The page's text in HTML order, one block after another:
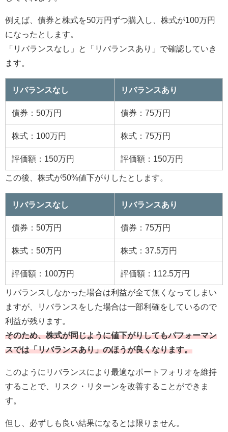
例えば、債券と株式を50万円ずつ購入し、株式が100万円
になったとします。
「リバランスなし」と「リバランスあり」で確認していき
ます。
リバランスなし リバランスあり
債券：50万円 債券：75万円
株式：100万円 株式：75万円
評価額：150万円 評価額：150万円
この後、株式が50%値下がりしたとします。
リバランスなし リバランスあり
債券：50万円 債券：75万円
株式：50万円 株式：37.5万円
評価額：100万円 評価額：112.5万円
リバランスしなかった場合は利益が全て無くなってしまい
ますが、リバランスをした場合は一部利確をしているので
利益が残ります。
そのため、株式が同じように値下がりしてもパフォーマン
スでは「リバランスあり」のほうが良くなります。
このようにリバランスにより最適なポートフォリオを維持
することで、リスク・リターンを改善することができま
す。
但し、必ずしも良い結果になるとは限りません。